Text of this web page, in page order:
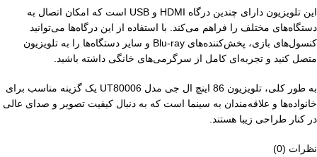
این تلویزیون دارای چندین درگاه HDMI و USB است که امکان اتصال به
دستگاه‌های مختلف را فراهم می‌کند. با استفاده از این درگاه‌ها می‌توانید
کنسول‌های بازی، پخش‌کننده‌های Blu-ray و سایر دستگاه‌ها را به تلویزیون
متصل کنید و تجربه‌ای کامل از سرگرمی‌های خانگی داشته باشید.
به طور کلی، تلویزیون 86 اینچ ال جی مدل UT80006 یک گزینه مناسب برای
خانواده‌ها و علاقه‌مندان به سینما است که به دنبال کیفیت تصویر و صدای عالی
در کنار طراحی زیبا هستند.
نظرات (0)